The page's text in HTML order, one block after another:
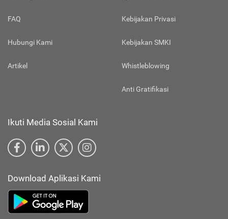
FAQ
Hubungi Kami
Artikel
Kebijakan Privasi
Kebijakan SMKI
Whistleblowing
Anti Gratifikasi
Ikuti Media Sosial Kami
Download Aplikasi Kami